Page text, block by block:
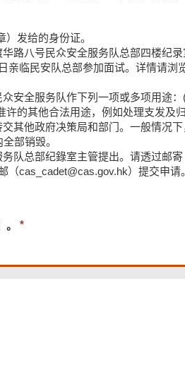
发给的身份证。
路八号民众安全服务队总部四楼纪
亲临民安队总部参加面试。详情请浏
安全服务队作下列一项或多项用途
的其他合法用途，例如处理支发及
其他政府决策局和部门。一般情况
部销毁。
队总部纪錄室主管提出。请透过邮
（cas_cadet@cas.gov.hk）提交申请
必
供